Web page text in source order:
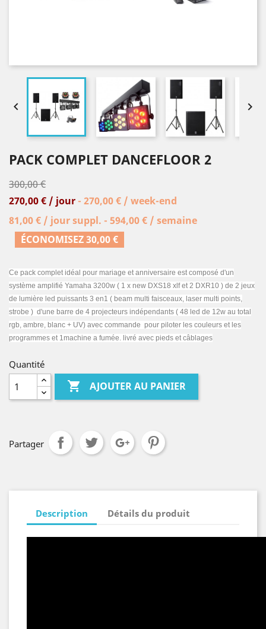
 
PACK COMPLET DANCEFLOOR 2
300,00 €
270,00 € / jour - 270,00 € / week-end
81,00 € / jour suppl. - 594,00 € / semaine
ÉCONOMISEZ 30,00 €
Ce pack complet idéal pour mariage et anniversaire est composé d'un
système amplifié Yamaha 3200w ( 1 x new DXS18 xlf et 2 DXR10 ) de 2 jeux
de lumière led puissants 3 en1 ( beam multi faisceaux, laser multi points,
strobe ) d'une barre de 4 projecteurs indépendants ( 48 led de 12w au total
rgb, ambre, blanc + UV) avec commande pour piloter les couleurs et les
programmes et 1machine a fumée. livré avec pieds et câblages
Quantité
 AJOUTER AU PANIER
Partager
Description Détails du produit